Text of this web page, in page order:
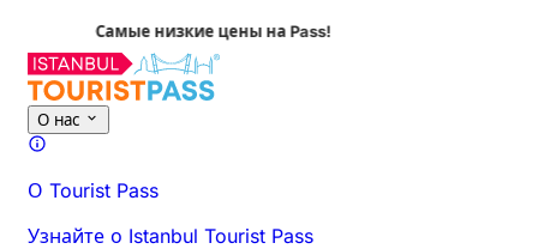
О нас
О Tourist Pass
Узнайте о Istanbul Tourist Pass
Обзор